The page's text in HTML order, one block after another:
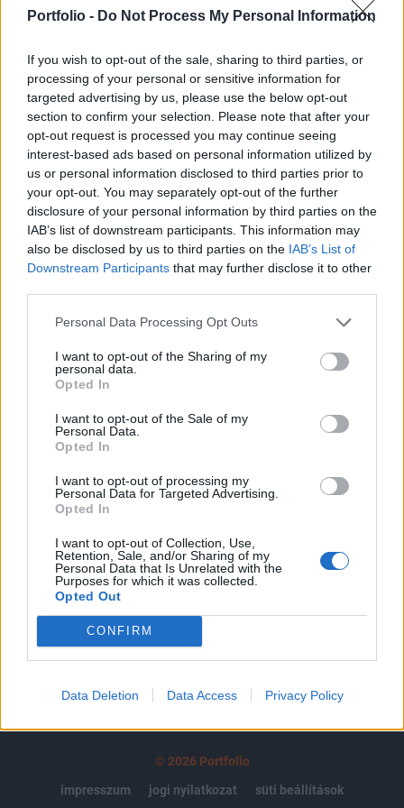
Portfolio - Do Not Process My Personal Information
If you wish to opt-out of the sale, sharing to third parties, or
processing of your personal or sensitive information for
targeted advertising by us, please use the below opt-out
section to confirm your selection. Please note that after your
opt-out request is processed you may continue seeing
interest-based ads based on personal information utilized by
us or personal information disclosed to third parties prior to
your opt-out. You may separately opt-out of the further
disclosure of your personal information by third parties on the
IAB’s list of downstream participants. This information may
also be disclosed by us to third parties on the IAB’s List of
Downstream Participants that may further disclose it to other
Personal Data Processing Opt Outs
I want to opt-out of the Sharing of my
personal data.
Opted In
I want to opt-out of the Sale of my
Personal Data.
Opted In
I want to opt-out of processing my
Personal Data for Targeted Advertising.
Opted In
I want to opt-out of Collection, Use,
Retention, Sale, and/or Sharing of my
Personal Data that Is Unrelated with the
Purposes for which it was collected.
Opted Out
CONFIRM
Data Deletion Data Access Privacy Policy
ki a politikai és civil szférában egyaránt. A
Demokraták támogatásával, kilenc hónapos
vizsgálatot jelentett be a lehetséges tilalom
megvalósíthatóságáról - írta meg a The Guardian.
Linda Lindberg, a Svéd Demokraták frakcióvezetője szerint
az intézkedés azokat célozná, akik más uniós országokból
érkeznek "koldulni a boltok előtt". Véleménye szerint
Svédország nem lehet Európa lelkiismerete. A tervezett
lépést azonban számos civil szervezet élesen bírálta. A
Stockholms Stadsmission szóvivője, Fanny Siltberg szerint
"a koldulás betiltása vagy engedélyhez...
KEDVES OLVASÓNK!
A keresett cikk a portfolio.hu hírarchívumához
tartozik, melynek olvasása előfizetéses
Az előfizetés a következőket tartalmazza:
Kötéslisták: BÉT elmúlt 2 év napon belüli
kötéslistái
Előfizetés
MÁR ELŐFIZETŐNK VAGY?BEJELENTKEZÉS
© 2026 Portfolio
impresszum
jogi nyilatkozat süti beállítások